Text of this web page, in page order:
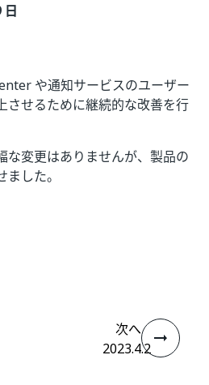
日
や通知サービスのユーザー
させるために継続的な改善を行
な変更はありませんが、製品の
した。
次へ
2023.4.2